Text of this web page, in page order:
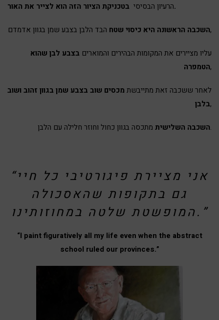
הרעיון הבסיסיבטכניקת הציור הזה הוא לצייר את האור.
השכבה הראשונה היא כיסוי שטחהבד הלבן בצבע שמן בגוון אדמדם,
עליו מציירים את המקומות הבהירים והמוארים בצבע לבן שהוא
הטמפרה,
לאחר ששכבה זאת מתייבשת מכסים שוב בצבע שמן בגוון זהוב ושוב
בלבן,
השכבה השלישיתמתכסה בגוון כחול וחוזר חלילה עם הלבן.
“אני מציירת פיגורטיבי כל חיי
גם בתקופות שהאסכולה
המופשטת שלטה במחוזותינו.”
“I paint figuratively all my life even when the abstract
school ruled our provinces.”